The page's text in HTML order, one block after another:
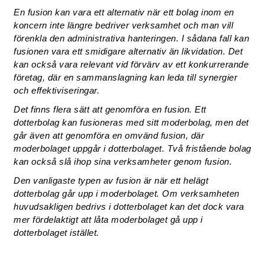
En fusion kan vara ett alternativ när ett bolag inom en
koncern inte längre bedriver verksamhet och man vill
förenkla den administrativa hanteringen. I sådana fall kan
fusionen vara ett smidigare alternativ än likvidation. Det
kan också vara relevant vid förvärv av ett konkurrerande
företag, där en sammanslagning kan leda till synergier
och effektiviseringar.
Det finns flera sätt att genomföra en fusion. Ett
dotterbolag kan fusioneras med sitt moderbolag, men det
går även att genomföra en omvänd fusion, där
moderbolaget uppgår i dotterbolaget. Två fristående bolag
kan också slå ihop sina verksamheter genom fusion.
Den vanligaste typen av fusion är när ett helägt
dotterbolag går upp i moderbolaget. Om verksamheten
huvudsakligen bedrivs i dotterbolaget kan det dock vara
mer fördelaktigt att låta moderbolaget gå upp i
dotterbolaget istället.